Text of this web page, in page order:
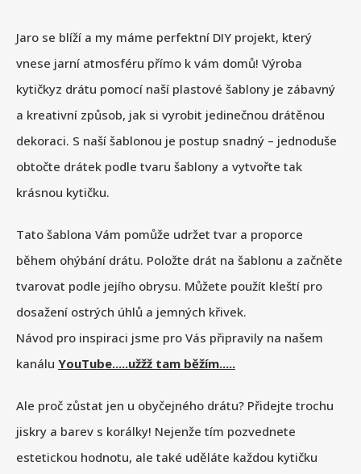
Jaro se blíží a my máme perfektní DIY projekt, který
vnese jarní atmosféru přímo k vám domů! Výroba
kytičkyz drátu pomocí naší plastové šablony je zábavný
a kreativní způsob, jak si vyrobit jedinečnou drátěnou
dekoraci. S naší šablonou je postup snadný – jednoduše
obtočte drátek podle tvaru šablony a vytvořte tak
krásnou kytičku.
Tato šablona Vám pomůže udržet tvar a proporce
během ohýbání drátu. Položte drát na šablonu a začněte
tvarovat podle jejího obrysu. Můžete použít kleští pro
dosažení ostrých úhlů a jemných křivek.
Návod pro inspiraci jsme pro Vás připravily na našem
kanálu YouTube.....užžž tam běžím.....
Ale proč zůstat jen u obyčejného drátu? Přidejte trochu
jiskry a barev s korálky! Nejenže tím pozvednete
estetickou hodnotu, ale také uděláte každou kytičku